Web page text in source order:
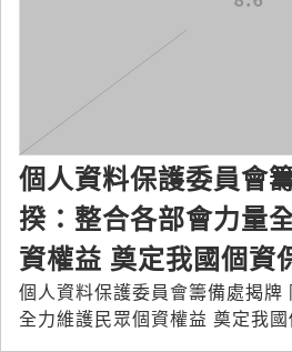
個人資料保護委員會
揆：整合各部會力量
資權益 奠定我國個資
個人資料保護委員會籌備處揭牌
全力維護民眾個資權益 奠定我